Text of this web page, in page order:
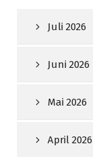
Juli 2026
Juni 2026
Mai 2026
April 2026